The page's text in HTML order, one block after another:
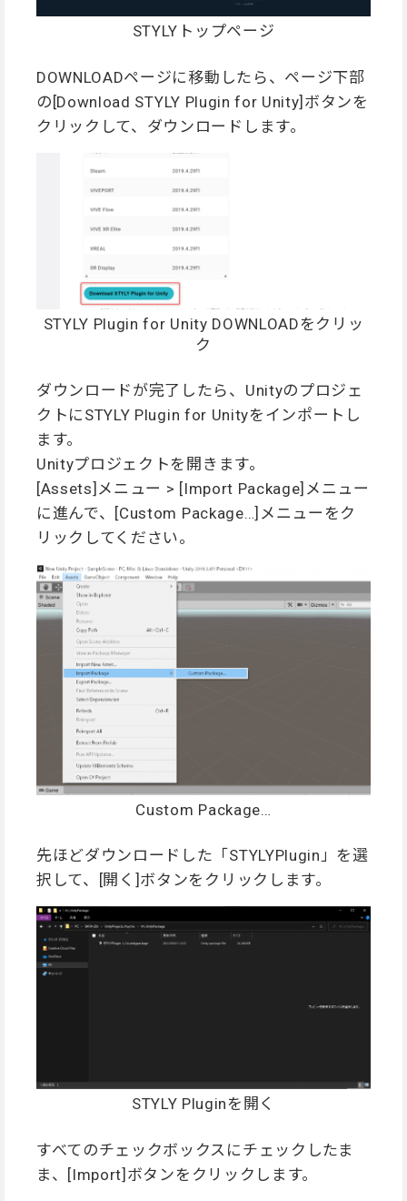
STYLYトップページ
DOWNLOADページに移動したら、ページ下部
の[Download STYLY Plugin for Unity]ボタンを
クリックして、ダウンロードします。
STYLY Plugin for Unity DOWNLOADをクリッ
ク
ダウンロードが完了したら、Unityのプロジェ
クトにSTYLY Plugin for Unityをインポートし
ます。
Unityプロジェクトを開きます。
[Assets]メニュー > [Import Package]メニュー
に進んで、[Custom Package…]メニューをク
リックしてください。
Custom Package…
先ほどダウンロードした「STYLYPlugin」を選
択して、[開く]ボタンをクリックします。
STYLY Pluginを開く
すべてのチェックボックスにチェックしたま
ま、[Import]ボタンをクリックします。